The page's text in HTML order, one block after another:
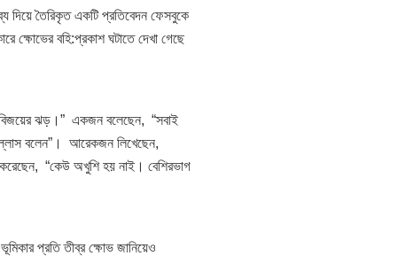
দিয়ে তৈরিকৃত একটি প্রতিবেদন ফেসবুকে
ক্ষোভের বহি:প্রকাশ ঘটাতে দেখা গেছে
বিজয়ের ঝড়।” একজন বলেছেন, “সবাই
বলেন”। আরেকজন লিখেছেন,
“কেউ অখুশি হয় নাই। বেশিরভাগ
প্রতি তীব্র ক্ষোভ জানিয়েও